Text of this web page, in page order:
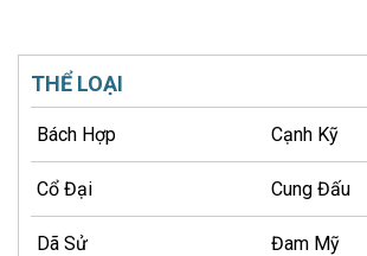
THỂ LOẠI
Bách Hợp Cạnh Kỹ
Cổ Đại Cung Đấu
Dã Sử Đam Mỹ